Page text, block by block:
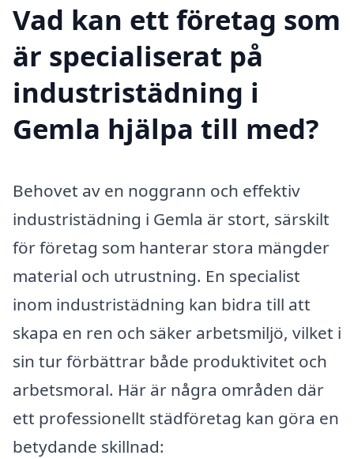
Vad kan ett företag som
är specialiserat på
industristädning i
Gemla hjälpa till med?
Behovet av en noggrann och effektiv
industristädning i Gemla är stort, särskilt
för företag som hanterar stora mängder
material och utrustning. En specialist
inom industristädning kan bidra till att
skapa en ren och säker arbetsmiljö, vilket i
sin tur förbättrar både produktivitet och
arbetsmoral. Här är några områden där
ett professionellt städföretag kan göra en
betydande skillnad: